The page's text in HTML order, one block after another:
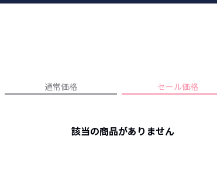
人気記事ランキング
プライバシーポリシー
通常価格 セール価格
該当の商品がありません